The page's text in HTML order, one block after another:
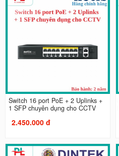
Switch 16 port PoE + 2 Uplinks +
1 SFP chuyên dụng cho CCTV
2.450.000 đ